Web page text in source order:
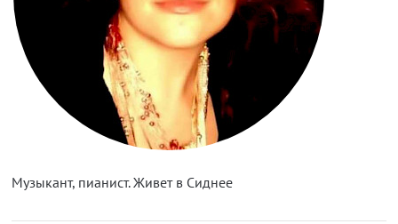
Музыкант, пианист. Живет в Сиднее